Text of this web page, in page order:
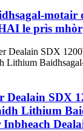
motair
le prìs mhòr
Dealain SDX
Lithium